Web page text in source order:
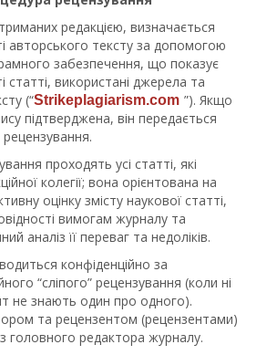
редакцією, визначається
авторського тексту за допомогою
забезпечення, що показує
статті, використані джерела та
(“Strikeplagiarism.com ”). Якщо
підтверджена, він передається
проходять усі статті, які
колегії; вона орієнтована на
оцінку змісту наукової статті,
вимогам журналу та
аналіз її переваг та недоліків.
конфіденційно за
“сліпого” рецензування (коли ні
не знають один про одного).
та рецензентом (рецензентами)
головного редактора журналу.